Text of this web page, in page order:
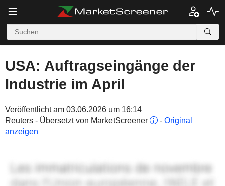
USA: Auftragseingänge der
Industrie im April
Veröffentlicht am 03.06.2026 um 16:14
Reuters - Übersetzt von MarketScreener
- Original
anzeigen